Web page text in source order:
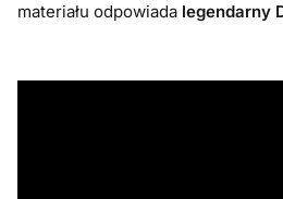
materiału odpowiada legendarny